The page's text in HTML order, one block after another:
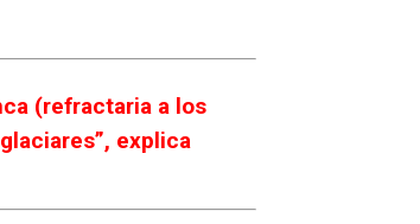
(refractaria a los
explica